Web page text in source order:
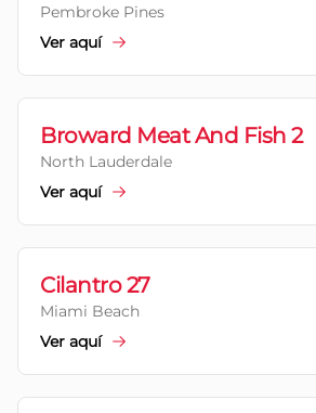
Pembroke Pines
Ver aquí
Broward Meat And Fish 2
North Lauderdale
Ver aquí
Cilantro 27
Miami Beach
Ver aquí